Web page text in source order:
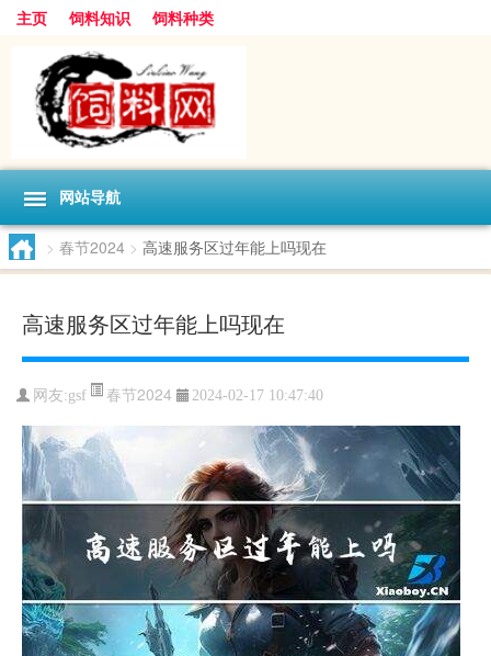
主页 饲料知识 饲料种类
网站导航
> 春节2024 > 高速服务区过年能上吗现在
高速服务区过年能上吗现在
网友:gsf 春节2024 2024-02-17 10:47:40